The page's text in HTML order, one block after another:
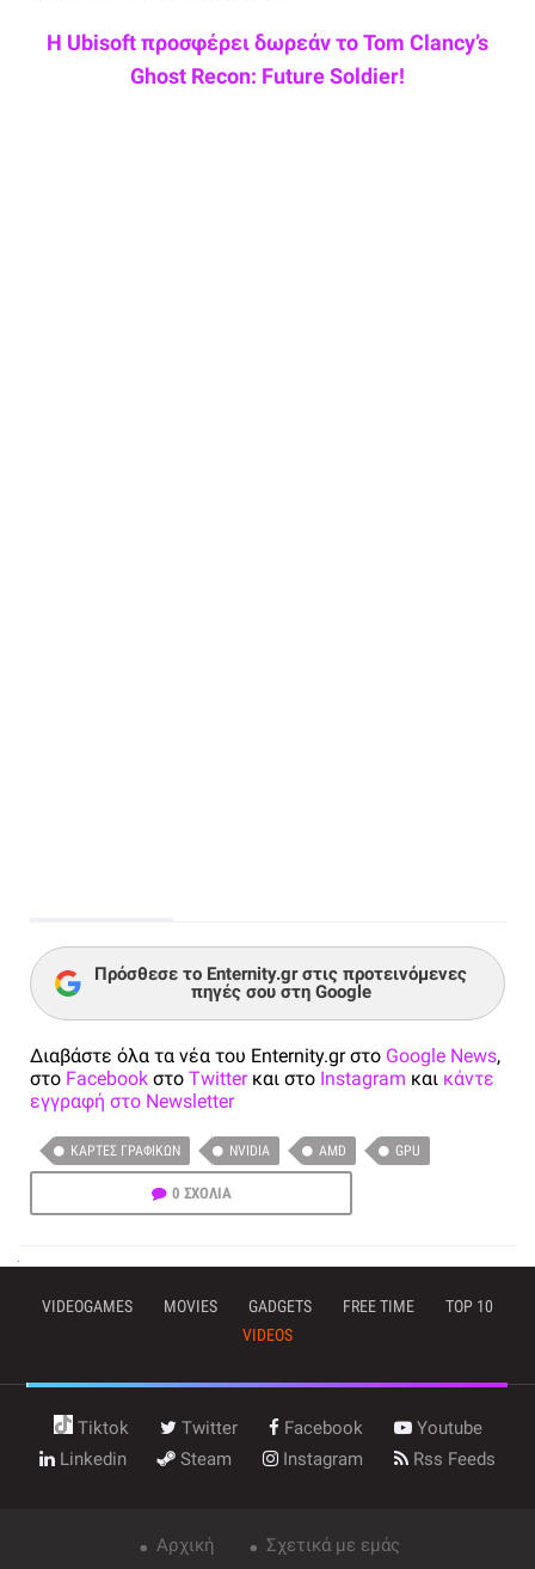
Η Ubisoft προσφέρει δωρεάν το Tom Clancy’s
Ghost Recon: Future Soldier!
Πρόσθεσε το Enternity.gr στις προτεινόμενες
πηγές σου στη Google
Διαβάστε όλα τα νέα του Enternity.gr στο Google News,
στο Facebook στο Twitterκαι στο Instagram και κάντε
εγγραφή στο Newsletter
ΚΆΡΤΕΣ ΓΡΑΦΙΚΏΝ NVIDIA AMD GPU
0 ΣΧΟΛΙΑ
VIDEOGAMES MOVIES GADGETS FREE TIME
TOP 10
VIDEOS
Tiktok Twitter Facebook
Youtube
Linkedin
Steam Instagram Rss Feeds
Αρχική Σχετικά με εμάς